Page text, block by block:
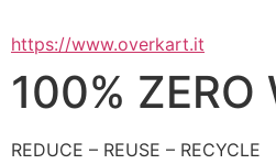
https://www.overkart.it
100% ZERO
REDUCE – REUSE – RECYCLE